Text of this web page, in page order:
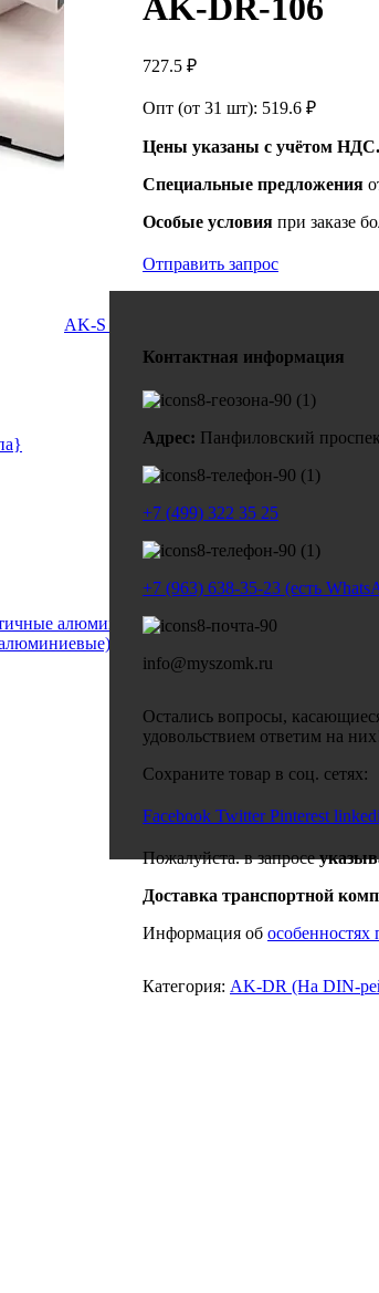
AK-S (Стандартные)
алюмин.)
AK-DR-106
727.5 ₽
Опт (от 31 шт): 519.6 ₽
Цены указаны с учётом НДС.
Специальные предложения
Особые условия при заказе
Отправить запрос
Контактная информация
Адрес: Панфиловский
+7 (499) 322 35 25
+7 (963) 638-35-23 (есть
info@myszomk.ru
Остались вопросы,
удовольствием ответим на
Сохраните товар в соц. сетях:
Facebook Twitter Pinterest
Пожалуйста. в запросе
Доставка транспортной
Информация об особенностях
Категория: AK-DR (На DIN-